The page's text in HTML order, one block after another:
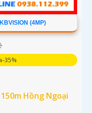
(4MP)
35%
Hồng Ngoại